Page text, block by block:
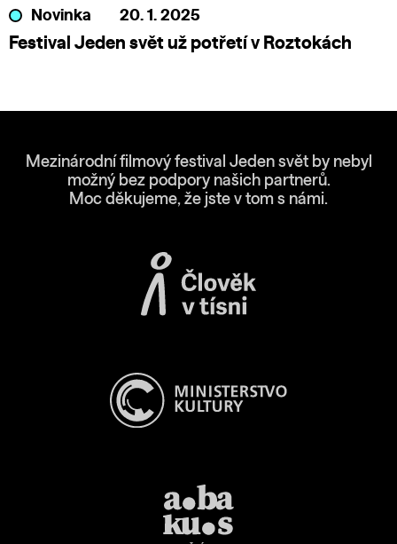
Novinka 20. 1. 2025
Festival Jeden svět už potřetí v Roztokách
Mezinárodní filmový festival Jeden svět by nebyl
možný bez podpory našich partnerů.
Moc děkujeme, že jste v tom s námi.